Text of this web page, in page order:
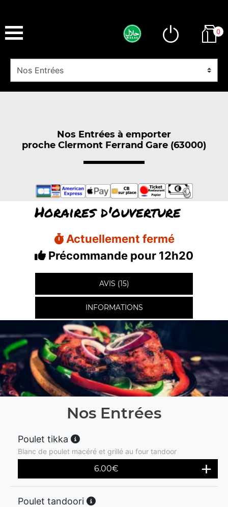
0
Nos Entrées à emporter
proche Clermont Ferrand Gare (63000)
Horaires d'ouverture
Actuellement fermé
Précommande pour 12h20
AVIS (15)
INFORMATIONS
Nos Entrées
Poulet tikka
Blanc de poulet macéré et grillé au four tandoor
6.00€
Poulet tandoori